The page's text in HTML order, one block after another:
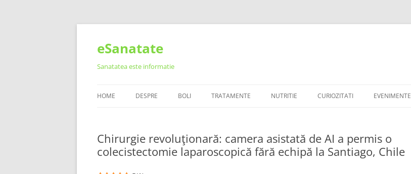
Skip
eSanatate
Sanatatea este informatie
HOME DESPRE BOLI TRATAMENTE NUTRITIE CURIOZITATI EVENIMENTE
Chirurgie revoluţionară: camera asistată de AI a permis o
colecistectomie laparoscopică fără echipă la Santiago, Chile